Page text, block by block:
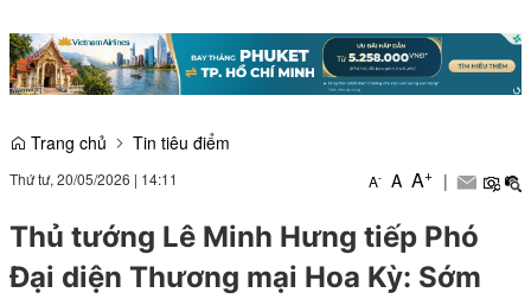
Trang chủ Tin tiêu điểm
Thứ tư, 20/05/2026 | 14:11 A- A A+ |
Thủ tướng Lê Minh Hưng tiếp Phó
Đại diện Thương mại Hoa Kỳ: Sớm